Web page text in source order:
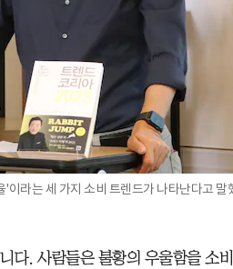
라는 세 가지 소비 트렌드가 나타난다고 말
다. 사람들은 불황의 우울함을 소